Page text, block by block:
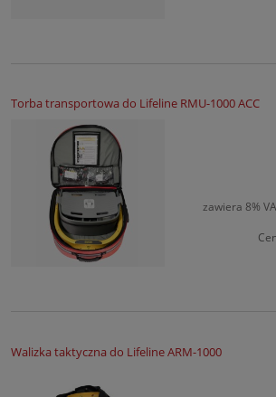
Torba transportowa do Lifeline RMU-1000 ACC
zawiera 8%
Walizka taktyczna do Lifeline ARM-1000